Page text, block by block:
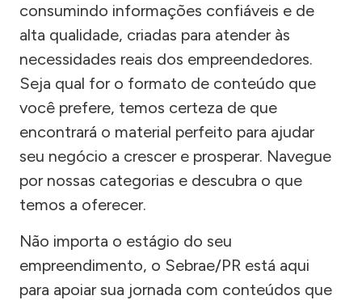
consumindo informações confiáveis e de
alta qualidade, criadas para atender às
necessidades reais dos empreendedores.
Seja qual for o formato de conteúdo que
você prefere, temos certeza de que
encontrará o material perfeito para ajudar
seu negócio a crescer e prosperar. Navegue
por nossas categorias e descubra o que
temos a oferecer.
Não importa o estágio do seu
empreendimento, o Sebrae/PR está aqui
para apoiar sua jornada com conteúdos que